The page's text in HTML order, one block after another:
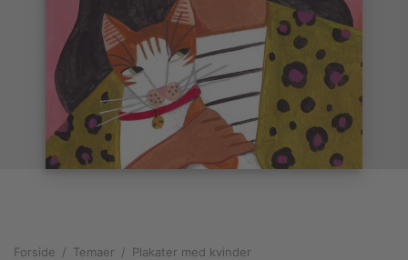
Forside / Temaer / Plakater med kvinder
plakater
i pastelfarver
plakater
plakater
til sommerhuset
med kvinder